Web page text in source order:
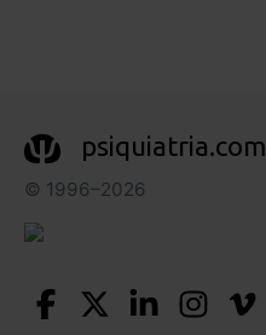
psiquiatria.com
© 1996–2026